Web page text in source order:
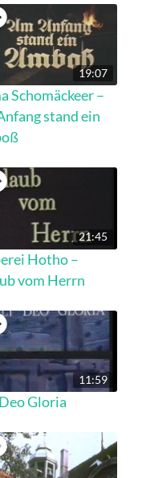
19:07
Schomäckeer –
stand ein
21:45
Hotho –
vom Herrn
11:59
Gloria